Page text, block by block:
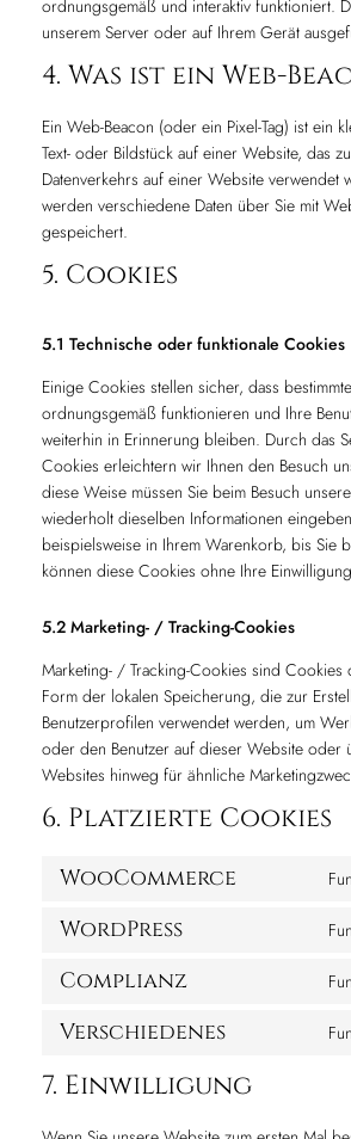
ordnungsgemäß und interaktiv funktioniert.
unserem Server oder auf Ihrem Gerät
4. Was ist ein Web-
Ein Web-Beacon (oder ein Pixel-Tag) ist ein
Text- oder Bildstück auf einer Website, das
Datenverkehrs auf einer Website verwendet
werden verschiedene Daten über Sie mit
gespeichert.
5. Cookies
5.1 Technische oder funktionale Cookies
Einige Cookies stellen sicher, dass
ordnungsgemäß funktionieren und Ihre
weiterhin in Erinnerung bleiben. Durch das
Cookies erleichtern wir Ihnen den Besuch
diese Weise müssen Sie beim Besuch
wiederholt dieselben Informationen
beispielsweise in Ihrem Warenkorb, bis Sie
können diese Cookies ohne Ihre
5.2 Marketing- / Tracking-Cookies
Marketing- / Tracking-Cookies sind Cookies
Form der lokalen Speicherung, die zur
Benutzerprofilen verwendet werden, um
oder den Benutzer auf dieser Website oder
Websites hinweg für ähnliche
6. Platzierte Cookies
WooCommerce
WordPress
Complianz
Verschiedenes
7. Einwilligung